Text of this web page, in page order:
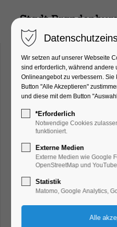
Umland der
Brandenburg
Wir setzen auf unserer Webseite
sind erforderlich, während andere
Onlineangebot zu verbessern.
Button "Alle Akzeptieren"
und diese mit dem Button
*Erforderlich
Notwendige Cookies
funktioniert.
Externe Medien
Externe Medien wie Google
OpenStreetMap und
Statistik
Matomo, Google Analytics,